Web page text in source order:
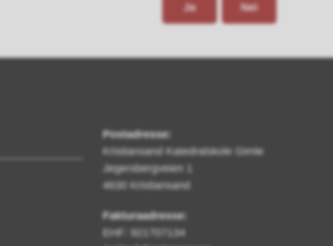
Ja Nei
Postadresse:
Kristiansand Katedralskole Gimle
Jegersbergveien 1
4630 Kristiansand
Fakturaadresse:
EHF: 921707134